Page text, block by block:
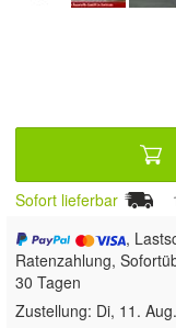
Sofort lieferbar
,
Ratenzahlung,
30 Tagen
Zustellung: Di, 11.